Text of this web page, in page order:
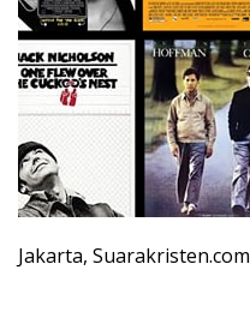
Jakarta, Suarakristen.com